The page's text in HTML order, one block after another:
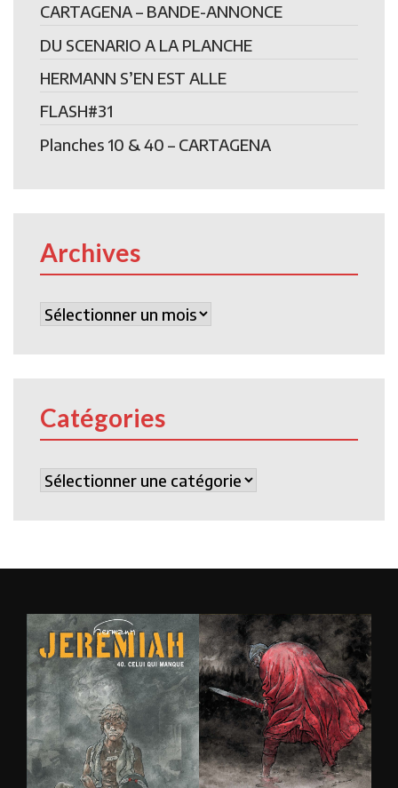
CARTAGENA – BANDE-ANNONCE
DU SCENARIO A LA PLANCHE
HERMANN S’EN EST ALLE
FLASH#31
Planches 10 & 40 – CARTAGENA
Archives
Archives
Catégories
Catégories